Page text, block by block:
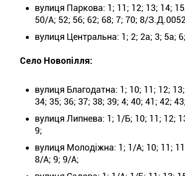
вулиця Паркова: 1; 11; 12; 13; 14;
50/А; 52; 56; 62; 68; 7; 70; 8/
вулиця Центральна: 1; 2; 2а; 3; 5а;
Село Новопілля:
вулиця Благодатна: 1; 10; 11; 12;
34; 35; 36; 37; 38; 39; 4; 40; 41; 42;
вулиця Липнева: 1; 1/Б; 10; 11; 12;
9;
вулиця Молодіжна: 1; 1/А; 10; 11;
8/А; 9; 9/А;